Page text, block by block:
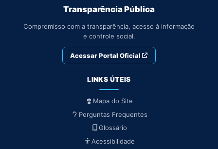
Transparência Pública
Compromisso com a transparência, acesso à informação
e controle social.
Acessar Portal Oficial
LINKS ÚTEIS
Mapa do Site
Perguntas Frequentes
Glossário
Acessibilidade